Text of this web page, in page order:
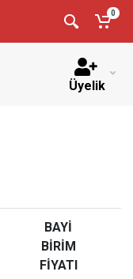
0
Üyelik
BAYİ
BİRİM
FİYATI